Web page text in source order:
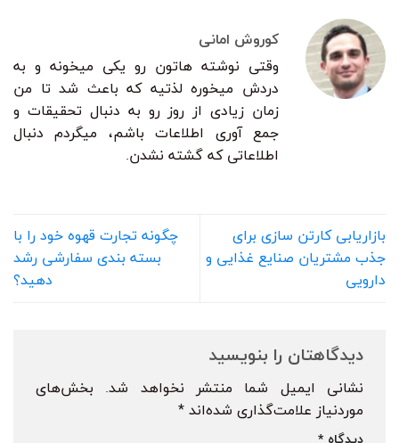
کوروش امانی
وقتی نوشته هاتون رو یکی میخونه و به
دردش میخوره لذتیه که باعث شد تا من
زمان زیادی از روز رو به دنبال تحقیقات و
جمع آوری اطلاعات باشم، میگردم دنبال
اطلاعاتی که گشته نشدن.
بازاریابی کارتن سازی برای
جذب مشتریان صنایع غذایی و
دارویی
چگونه تجارت قهوه خود را با
بسته بندی سفارشی رشد
دهید؟
دیدگاهتان را بنویسید
نشانی ایمیل شما منتشر نخواهد شد.
بخش‌های
موردنیاز علامت‌گذاری شده‌اند *